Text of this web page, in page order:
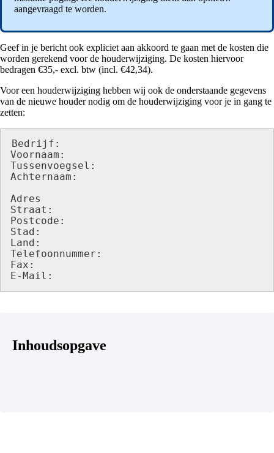
aangevraagd te worden.
Geef in je bericht ook expliciet aan akkoord te gaan met de kosten die
worden gerekend voor de houderwijziging. De kosten hiervoor
bedragen €35,- excl. btw (incl. €42,34).
Voor een houderwijziging hebben wij ook de onderstaande gegevens
van de nieuwe houder nodig om de houderwijziging voor je in gang te
zetten:
Bedrijf:
Voornaam:
Tussenvoegsel:
Achternaam:
Adres
Straat:
Postcode:
Stad:
Land:
Telefoonnummer:
Fax:
E-Mail:
Inhoudsopgave